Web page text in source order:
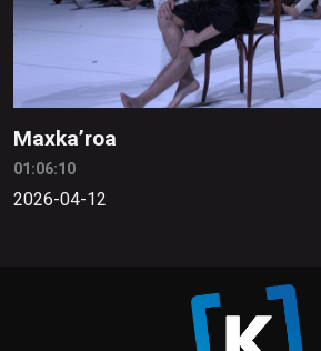
Maxka’roa
01:06:10
2026-04-12